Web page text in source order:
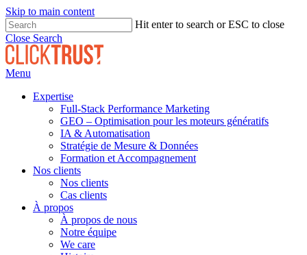
Skip to main content
Hit enter to search or ESC to close
Close Search
Menu
Expertise
Full-Stack Performance Marketing
GEO – Optimisation pour les moteurs génératifs
IA & Automatisation
Stratégie de Mesure & Données
Formation et Accompagnement
Nos clients
Nos clients
Cas clients
À propos
À propos de nous
Notre équipe
We care